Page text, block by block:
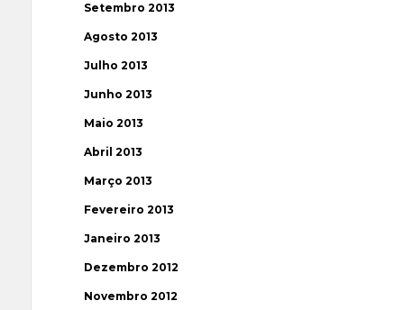
Setembro 2013
Agosto 2013
Julho 2013
Junho 2013
Maio 2013
Abril 2013
Março 2013
Fevereiro 2013
Janeiro 2013
Dezembro 2012
Novembro 2012